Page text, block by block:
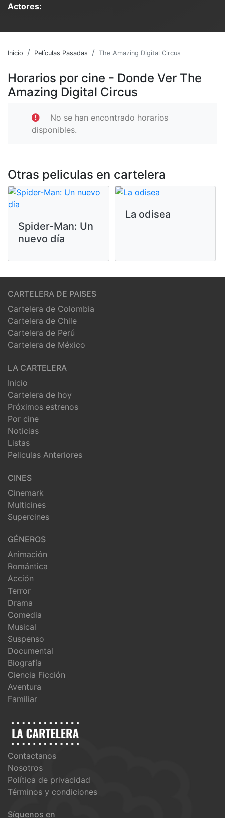
Actores:
Inicio Películas Pasadas The Amazing Digital Circus
Horarios por cine - Donde Ver The
Amazing Digital Circus
No se han encontrado horarios
disponibles.
Otras peliculas en cartelera
Spider-Man: Un
nuevo día
La odisea
CARTELERA DE PAISES
Cartelera de Colombia
Cartelera de Chile
Cartelera de Perú
Cartelera de México
LA CARTELERA
Inicio
Cartelera de hoy
Próximos estrenos
Por cine
Noticias
Listas
Peliculas Anteriores
CINES
Cinemark
Multicines
Supercines
GÉNEROS
Animación
Romántica
Acción
Terror
Drama
Comedia
Musical
Suspenso
Documental
Biografía
Ciencia Ficción
Aventura
Familiar
Contactanos
Nosotros
Política de privacidad
Términos y condiciones
Síguenos en